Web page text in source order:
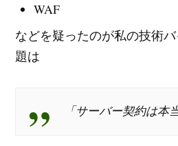
WAF
などを疑ったのが私の技術
題は
「サーバー契約は本